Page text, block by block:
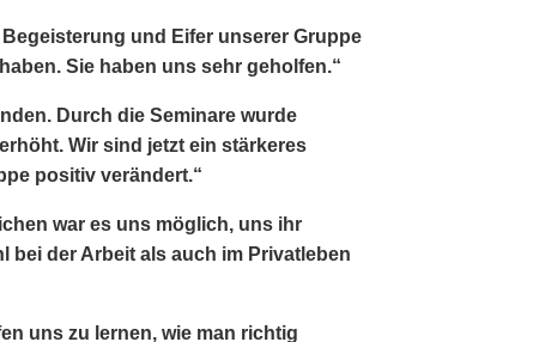
und Eifer unserer Gruppe
Sie haben uns sehr geholfen.“
Durch die Seminare wurde
Wir sind jetzt ein stärkeres
positiv verändert.“
war es uns möglich, uns ihr
bei der Arbeit als auch im Privatleben
uns zu lernen, wie man richtig